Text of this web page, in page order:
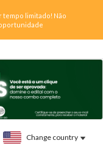
tempo limitado! Não
Change country